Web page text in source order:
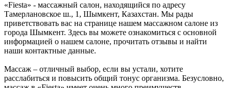
«Fiesta» - массажный салон, находящийся по адресу
Тамерлановское ш., 1, Шымкент, Казахстан. Мы рады
приветствовать вас на странице нашем массажном салоне из
города Шымкент. Здесь вы можете ознакомиться с основной
информацией о нашем салоне, прочитать отзывы и найти
наши контактные данные.
Массаж – отличный выбор, если вы устали, хотите
расслабиться и повысить общий тонус организма. Безусловно,